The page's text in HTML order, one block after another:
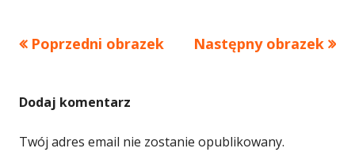
Poprzedni obrazek Następny obrazek
Dodaj komentarz
Twój adres email nie zostanie opublikowany.